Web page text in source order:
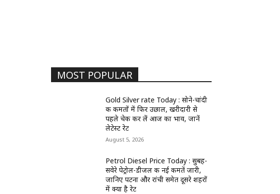
MOST POPULAR
Gold Silver rate Today : सोने-चांदी
की कीमतों में फिर उछाल, खरीदारी से
पहले चेक कर लें आज का भाव, जानें
लेटेस्ट रेट
August 5, 2026
Petrol Diesel Price Today : सुबह-
सवेरे पेट्रोल-डीजल की नई कीमतें जारी,
जानिए पटना और रांची समेत दूसरे शहरों
में क्या है रेट